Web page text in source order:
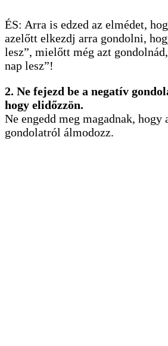
ÉS: Arra is edzed az elmédet,
azelőtt elkezdj arra gondolni,
lesz”, mielőtt még azt
nap lesz”!
2. Ne fejezd be a negatív
hogy elidőzzön.
Ne engedd meg magadnak, hogy
gondolatról álmodozz.